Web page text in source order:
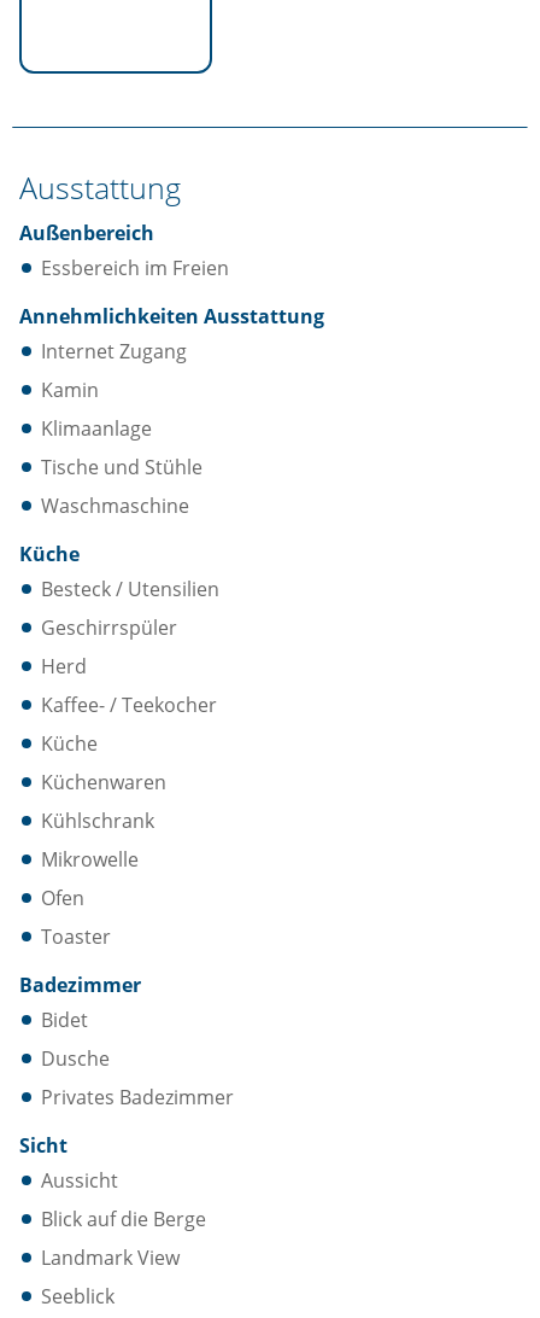
Ausstattung
Außenbereich
Essbereich im Freien
Annehmlichkeiten Ausstattung
Internet Zugang
Kamin
Klimaanlage
Tische und Stühle
Waschmaschine
Küche
Besteck / Utensilien
Geschirrspüler
Herd
Kaffee- / Teekocher
Küche
Küchenwaren
Kühlschrank
Mikrowelle
Ofen
Toaster
Badezimmer
Bidet
Dusche
Privates Badezimmer
Sicht
Aussicht
Blick auf die Berge
Landmark View
Seeblick